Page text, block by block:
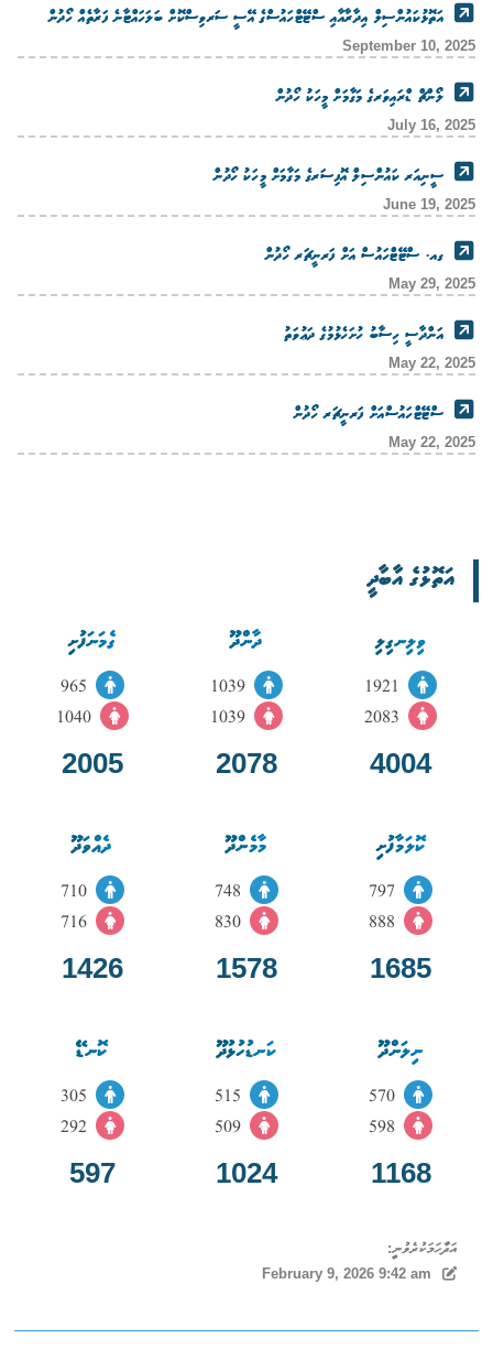
އަތޮޅުކައުންސިލް އިދާރާއާއި ސްޓޭޓްހައުސްގެ އޭސީ ސަރވިސްކޮށް ބަލަހައްޓާނެ ފަރާތެއް ހޯދުން
September 10, 2025
ލޯންޗް ޑްރައިވަރގެ މަގާމަށް މީހަކު ހޯދުން
July 16, 2025
ސީނިއަރ ކައުންސިލް އޮފިސަރގެ މަގާމަށް މީހަކު ހޯދުން
June 19, 2025
ގއ. ސްޓޭޓްހައުސް އަށް ފަރނީޗަރ ހޯދުން
May 29, 2025
އަންދާސީ ހިސާބު ހުށަހެޅުމުގެ ދަޢުވަތު
May 22, 2025
ސްޓޭޓްހައުސްއަށް ފަރނީޗަރ ހޯދުން
May 22, 2025
އަތޮޅުގެ އާބާދީ
ވިލިނގިލި
1921
2083
4004
ދާންދޫ
1039
1039
2078
ގެމަނަފުށި
1040
2005
ކޮލަމާފުށި
797
888
1685
މާމެންދޫ
748
830
1578
ދެއްވަދޫ
710
716
1426
ނިލަންދޫ
570
598
1168
ކަނޑުހުޅުދޫ
515
509
1024
ކޮނޑޭ
292
597
އަދާހަމަކުރެވުނީ:
February 9, 2026 9:42 am